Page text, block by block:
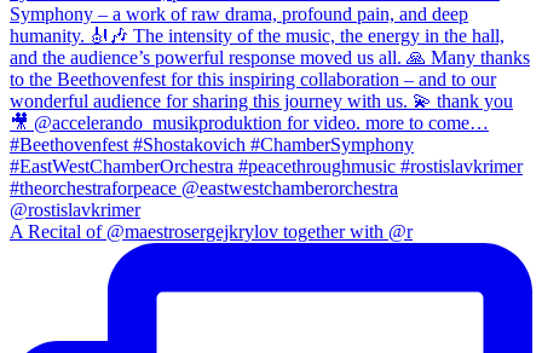
A Recital of @maestrosergejkrylov together with @r